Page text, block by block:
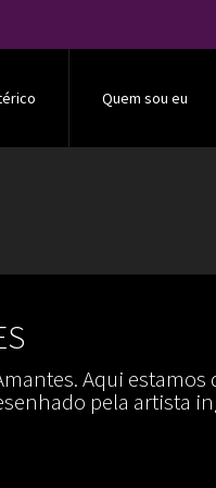
Quem sou eu
Aqui
pela artista